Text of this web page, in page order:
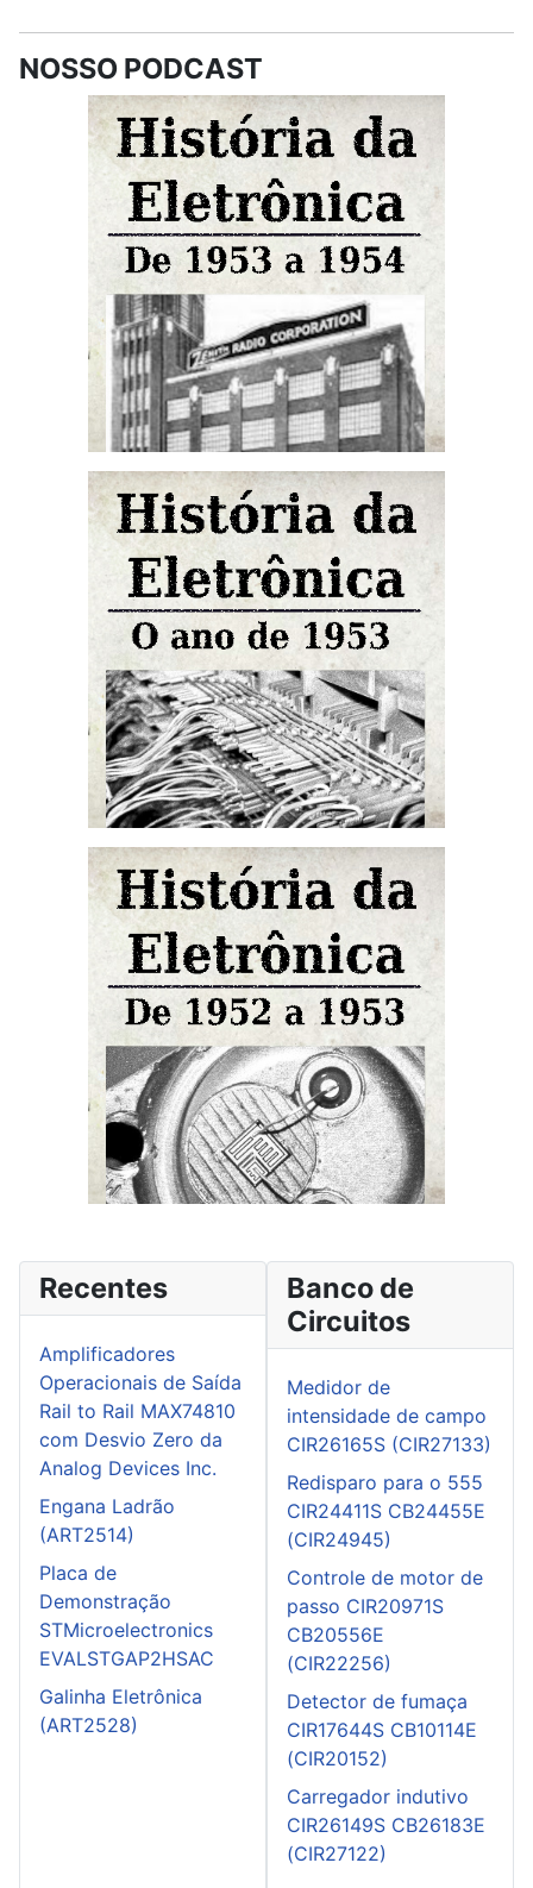
NOSSO PODCAST
Recentes
Amplificadores
Operacionais de Saída
Rail to Rail MAX74810
com Desvio Zero da
Analog Devices Inc.
Engana Ladrão
(ART2514)
Placa de
Demonstração
STMicroelectronics
EVALSTGAP2HSAC
Galinha Eletrônica
(ART2528)
Banco de
Circuitos
Medidor de
intensidade de campo
CIR26165S (CIR27133)
Redisparo para o 555
CIR24411S CB24455E
(CIR24945)
Controle de motor de
passo CIR20971S
CB20556E
(CIR22256)
Detector de fumaça
CIR17644S CB10114E
(CIR20152)
Carregador indutivo
CIR26149S CB26183E
(CIR27122)